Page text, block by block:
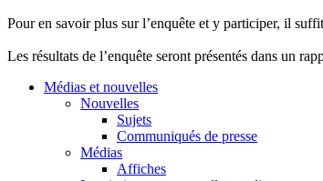
Pour en savoir plus sur l’enquête et y participer, il
Les résultats de l’enquête seront présentés dans un
Médias et nouvelles
Nouvelles
Sujets
Communiqués de presse
Médias
Affiches